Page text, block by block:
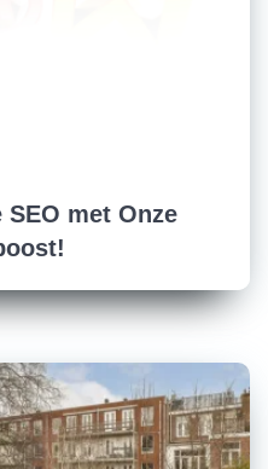
met Onze